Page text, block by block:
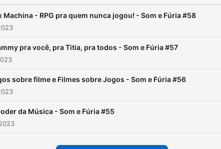
Machina - RPG pra quem nunca jogou! - Som e Fúria #58
pra você, pra Titia, pra todos - Som e Fúria #57
sobre filme e Filmes sobre Jogos - Som e Fúria #56
da Música - Som e Fúria #55